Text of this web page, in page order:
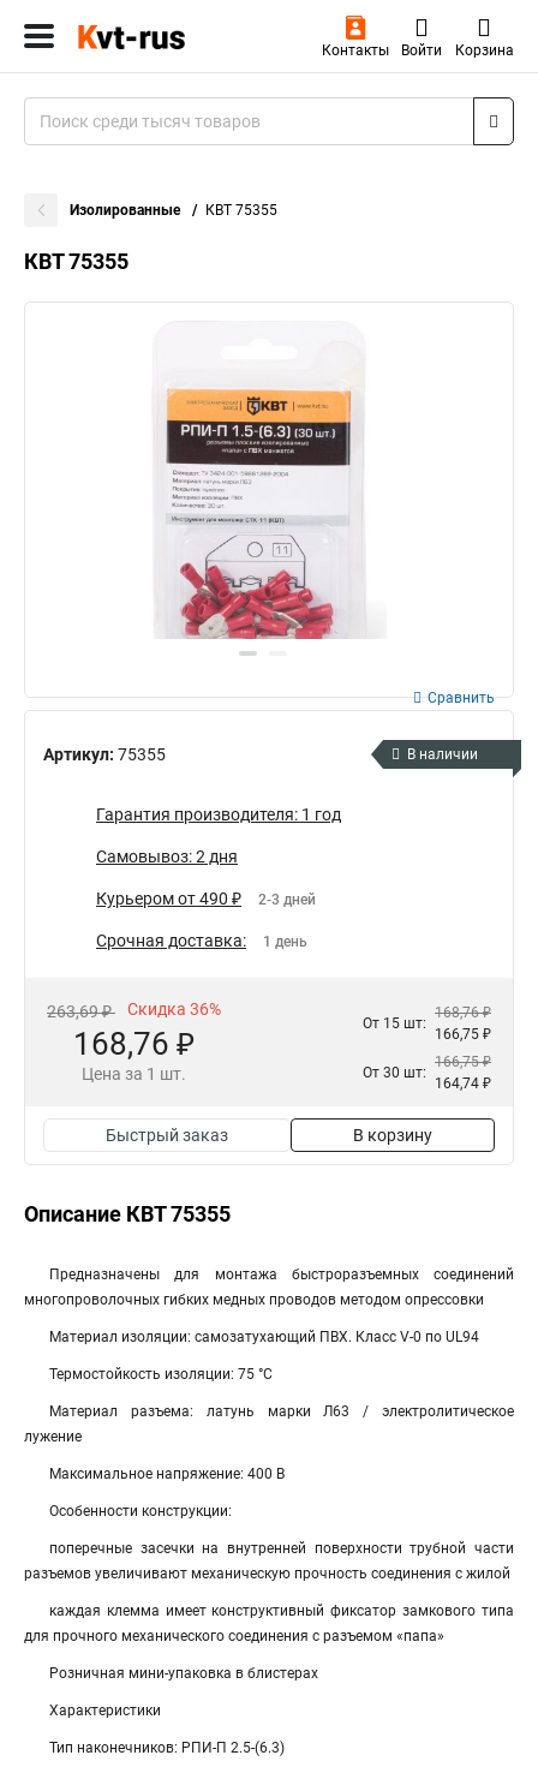
Контакты Войти Корзина
Изолированные КВТ 75355
КВТ 75355
Артикул: 75355
Сравнить
В наличии
Гарантия производителя: 1 год
Самовывоз: 2 дня
Курьером от 490 ₽ 2-3 дней
Срочная доставка: 1 день
263,69 ₽ Скидка 36%
168,76 ₽
Цена за 1 шт.
От 15 шт:
168,76 ₽
166,75 ₽
От 30 шт:
166,75 ₽
164,74 ₽
Быстрый заказ В корзину
Описание КВТ 75355
Предназначены для монтажа быстроразъемных соединений
многопроволочных гибких медных проводов методом опрессовки
Материал изоляции: самозатухающий ПВХ. Класс V-0 по UL94
Термостойкость изоляции: 75 °C
Материал разъема: латунь марки Л63 / электролитическое
лужение
Максимальное напряжение: 400 В
Особенности конструкции:
поперечные засечки на внутренней поверхности трубной части
разъемов увеличивают механическую прочность соединения с жилой
каждая клемма имеет конструктивный фиксатор замкового типа
для прочного механического соединения с разъемом «папа»
Розничная мини-упаковка в блистерах
Характеристики
Тип наконечников: РПИ-П 2.5-(6.3)